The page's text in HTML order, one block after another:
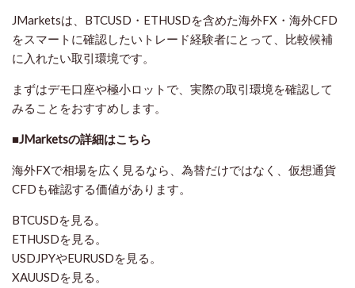
JMarketsは、BTCUSD・ETHUSDを含めた海外FX・海外CFD
をスマートに確認したいトレード経験者にとって、比較候補
に入れたい取引環境です。
まずはデモ口座や極小ロットで、実際の取引環境を確認して
みることをおすすめします。
■JMarketsの詳細はこちら
海外FXで相場を広く見るなら、為替だけではなく、仮想通貨
CFDも確認する価値があります。
BTCUSDを見る。
ETHUSDを見る。
USDJPYやEURUSDを見る。
XAUUSDを見る。